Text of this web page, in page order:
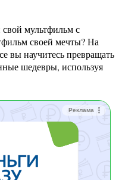
своей мечты? На
вы научитесь превращать
шедевры, используя
Реклама